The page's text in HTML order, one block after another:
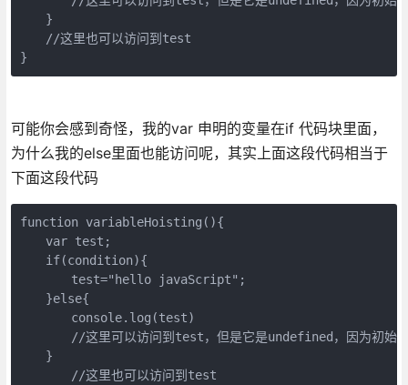
}
//这里也可以访问到test
}
可能你会感到奇怪，我的var 申明的变量在if 代码块里面，
为什么我的else里面也能访问呢，其实上面这段代码相当于
下面这段代码
function variableHoisting(){
var test;
if(condition){
test="hello javaScript";
}else{
console.log(test)
//这里可以访问到test，但是它是undefined，因为初始化
}
//这里也可以访问到test